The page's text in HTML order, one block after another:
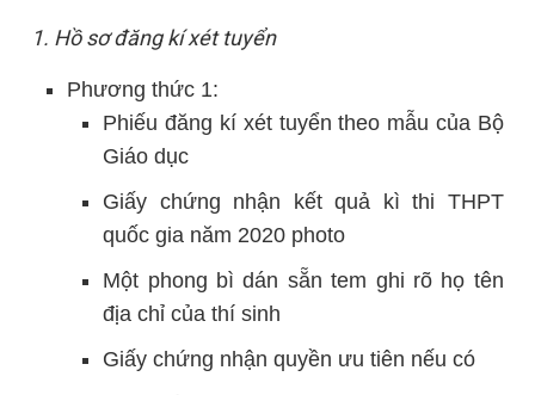
1. Hồ sơ đăng kí xét tuyển
Phương thức 1:
Phiếu đăng kí xét tuyển theo mẫu của Bộ
Giáo dục
Giấy chứng nhận kết quả kì thi THPT
quốc gia năm 2020 photo
Một phong bì dán sẵn tem ghi rõ họ tên
địa chỉ của thí sinh
Giấy chứng nhận quyền ưu tiên nếu có